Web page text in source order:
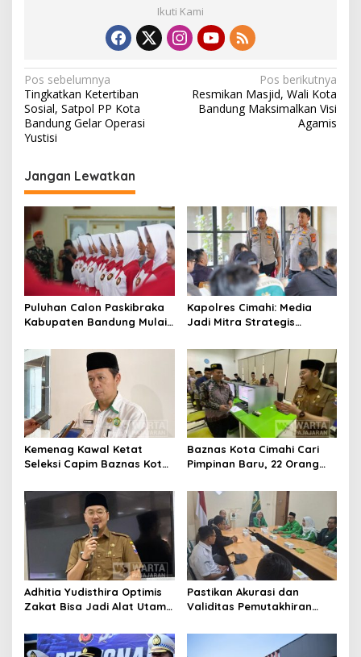
Ikuti Kami
N
a
v
i
g
a
s
i
p
o
s
Pos sebelumnya
Tingkatkan Ketertiban
Sosial, Satpol PP Kota
Bandung Gelar Operasi
Yustisi
Pos berikutnya
Resmikan Masjid, Wali Kota
Bandung Maksimalkan Visi
Agamis
Jangan Lewatkan
Puluhan Calon Paskibraka
Kabupaten Bandung Mulai
Kapolres Cimahi: Media
Jadi Mitra Strategis
Publik
Kemenag Kawal Ketat
Seleksi Capim Baznas Kota
Komisioner Baznas
Berintegritas
Baznas Kota Cimahi Cari
Pimpinan Baru, 22 Orang
Adhitia Yudisthira Optimis
Zakat Bisa Jadi Alat Utama
Kota Cimahi
Pastikan Akurasi dan
Validitas Pemutakhiran
Cimahi Lakukan